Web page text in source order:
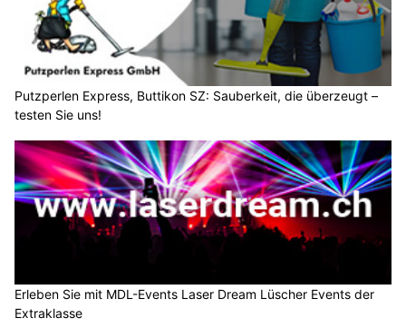
Putzperlen Express, Buttikon SZ: Sauberkeit, die überzeugt –
testen Sie uns!
Erleben Sie mit MDL-Events Laser Dream Lüscher Events der
Extraklasse